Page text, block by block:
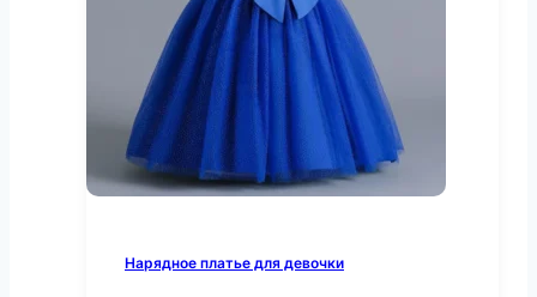
Нарядное платье для девочки